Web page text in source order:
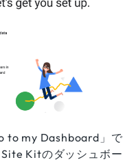
to my Dashboard」で
Kitのダッシュボー